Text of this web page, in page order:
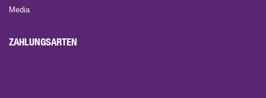
Media
ZAHLUNGSARTEN